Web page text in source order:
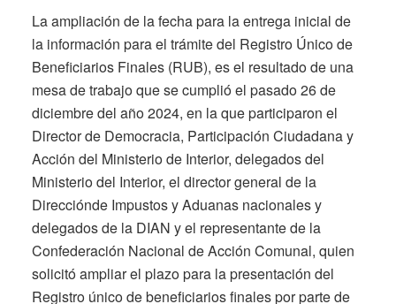
La ampliación de la fecha para la entrega inicial de
la información para el trámite del Registro Único de
Beneficiarios Finales (RUB), es el resultado de una
mesa de trabajo que se cumplió el pasado 26 de
diciembre del año 2024, en la que participaron el
Director de Democracia, Participación Ciudadana y
Acción del Ministerio de Interior, delegados del
Ministerio del Interior, el director general de la
Direcciónde Impustos y Aduanas nacionales y
delegados de la DIAN y el representante de la
Confederación Nacional de Acción Comunal, quien
solicitó ampliar el plazo para la presentación del
Registro único de beneficiarios finales por parte de